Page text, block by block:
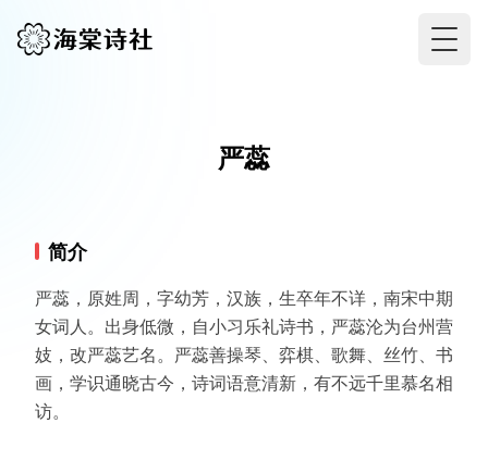
严蕊
简介
严蕊，原姓周，字幼芳，汉族，生卒年不详，南宋中期
女词人。出身低微，自小习乐礼诗书，严蕊沦为台州营
妓，改严蕊艺名。严蕊善操琴、弈棋、歌舞、丝竹、书
画，学识通晓古今，诗词语意清新，有不远千里慕名相
访。